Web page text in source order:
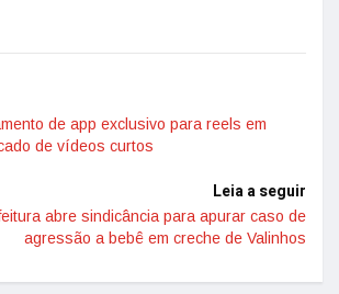
de app exclusivo para reels em
de vídeos curtos
Leia a seguir
abre sindicância para apurar caso de
agressão a bebê em creche de Valinhos